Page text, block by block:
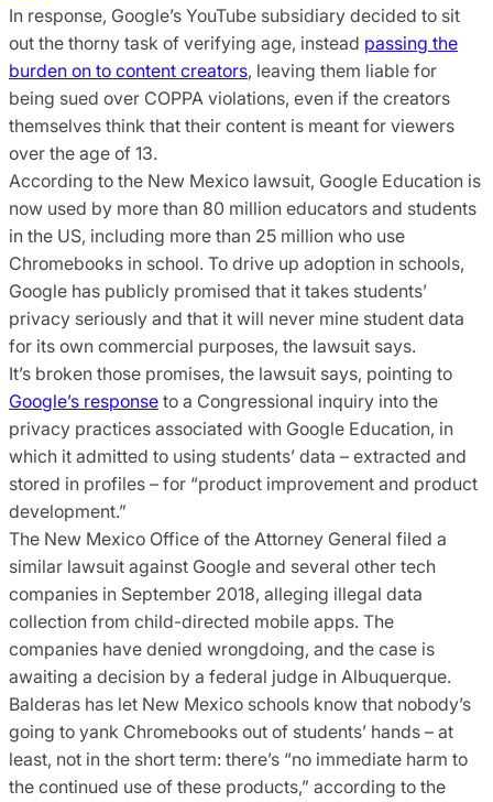
In response, Google’s YouTube subsidiary decided to sit
out the thorny task of verifying age, instead passing the
burden on to content creators, leaving them liable for
being sued over COPPA violations, even if the creators
themselves think that their content is meant for viewers
over the age of 13.
According to the New Mexico lawsuit, Google Education is
now used by more than 80 million educators and students
in the US, including more than 25 million who use
Chromebooks in school. To drive up adoption in schools,
Google has publicly promised that it takes students’
privacy seriously and that it will never mine student data
for its own commercial purposes, the lawsuit says.
It’s broken those promises, the lawsuit says, pointing to
Google’s response to a Congressional inquiry into the
privacy practices associated with Google Education, in
which it admitted to using students’ data – extracted and
stored in profiles – for “product improvement and product
development.”
The New Mexico Office of the Attorney General filed a
similar lawsuit against Google and several other tech
companies in September 2018, alleging illegal data
collection from child-directed mobile apps. The
companies have denied wrongdoing, and the case is
awaiting a decision by a federal judge in Albuquerque.
Balderas has let New Mexico schools know that nobody’s
going to yank Chromebooks out of students’ hands – at
least, not in the short term: there’s “no immediate harm to
the continued use of these products,” according to the